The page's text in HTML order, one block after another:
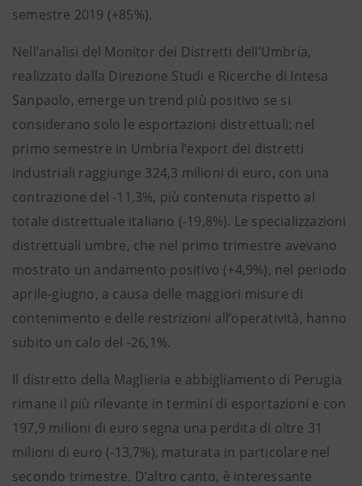
semestre 2019 (+85%).
Nell’analisi del Monitor dei Distretti dell’Umbria,
realizzato dalla Direzione Studi e Ricerche di Intesa
Sanpaolo, emerge un trend più positivo se si
considerano solo le esportazioni distrettuali: nel
primo semestre in Umbria l’export dei distretti
industriali raggiunge 324,3 milioni di euro, con una
contrazione del -11,3%, più contenuta rispetto al
totale distrettuale italiano (-19,8%). Le specializzazioni
distrettuali umbre, che nel primo trimestre avevano
mostrato un andamento positivo (+4,9%), nel periodo
aprile-giugno, a causa delle maggiori misure di
contenimento e delle restrizioni all’operatività, hanno
subito un calo del -26,1%.
Il distretto della Maglieria e abbigliamento di Perugia
rimane il più rilevante in termini di esportazioni e con
197,9 milioni di euro segna una perdita di oltre 31
milioni di euro (-13,7%), maturata in particolare nel
secondo trimestre. D’altro canto, è interessante